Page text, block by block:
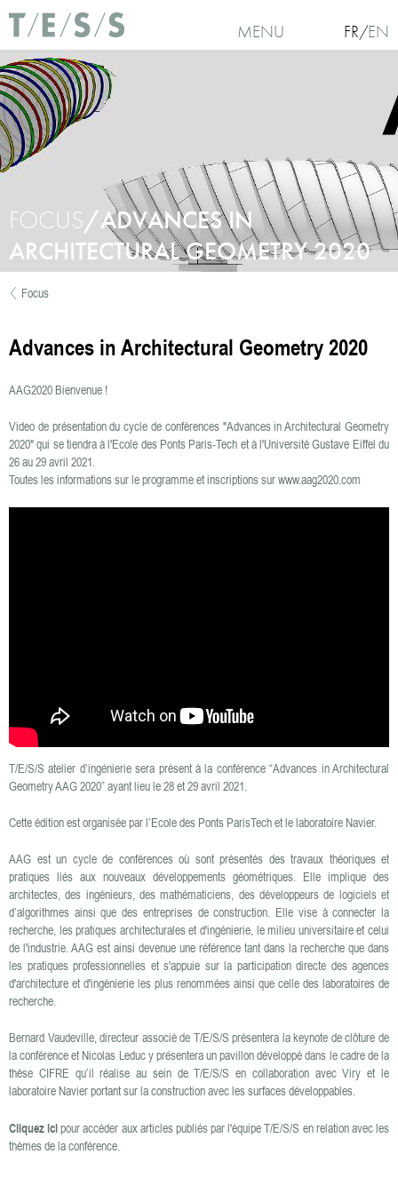
Aller au contenu principal
MENU FR EN
FOCUS/ADVANCES IN
ARCHITECTURAL GEOMETRY 2020
Focus
Advances in Architectural Geometry 2020
AAG2020 Bienvenue !
Video de présentation du cycle de conférences "Advances in Architectural Geometry
2020" qui se tiendra à l'Ecole des Ponts Paris-Tech et à l'Université Gustave Eiffel du
26 au 29 avril 2021.
Toutes les informations sur le programme et inscriptions surwww.aag2020.com
T/E/S/S atelier d’ingénierie sera présent à la conférence “Advances in Architectural
Geometry AAG 2020” ayant lieu le 28 et 29 avril 2021.
Cette édition est organisée par l’Ecole des Ponts ParisTech et le laboratoire Navier.
AAG est un cycle de conférences où sont présentés des travaux théoriques et
pratiques liés aux nouveaux développements géométriques. Elle implique des
architectes, des ingénieurs, des mathématiciens, des développeurs de logiciels et
d’algorithmes ainsi que des entreprises de construction. Elle vise à connecter la
recherche, les pratiques architecturales et d'ingénierie, le milieu universitaire et celui
de l'industrie. AAG est ainsi devenue une référence tant dans la recherche que dans
les pratiques professionnelles et s'appuie sur la participation directe des agences
d'architecture et d'ingénierie les plus renommées ainsi que celle des laboratoires de
recherche.
Bernard Vaudeville, directeur associé de T/E/S/S présentera la keynote de clôture de
la conférence et Nicolas Leduc y présentera un pavillon développé dans le cadre de la
thèse CIFRE qu’il réalise au sein de T/E/S/S en collaboration avec Viry et le
laboratoire Navier portant sur la construction avec les surfaces développables.
Cliquez icipour accéder aux articles publiés par l'équipe T/E/S/S en relation avec les
thèmes de la conférence.